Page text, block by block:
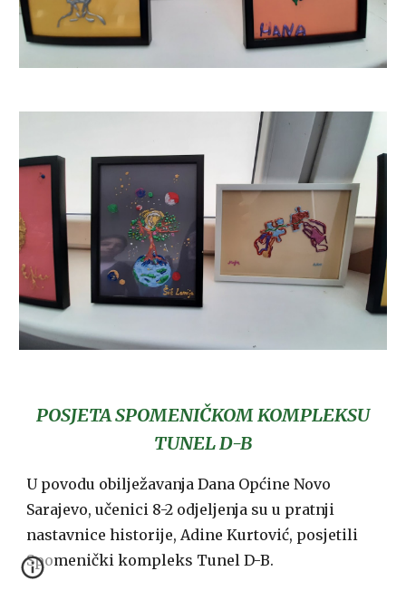
POSJETA SPOMENIČKOM KOMPLEKSU
TUNEL D-B
U povodu obilježavanja Dana Općine Novo
Sarajevo, učenici 8-2 odjeljenja su u pratnji
nastavnice historije, Adine Kurtović, posjetili
Spomenički kompleks Tunel D-B.